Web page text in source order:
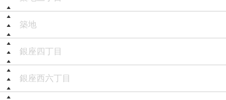
築地
銀座四丁目
銀座西六丁目